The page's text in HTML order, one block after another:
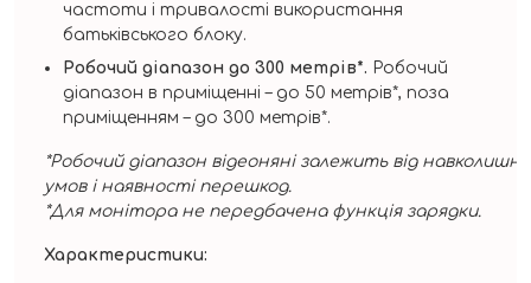
частоти і тривалості використання
батьківського блоку.
Робочий діапазон до 300 метрів*. Робочий
діапазон в приміщенні – до 50 метрів*, поза
приміщенням – до 300 метрів*.
*Робочий діапазон відеоняні залежить від
умов і наявності перешкод.
*Для монітора не передбачена функція зарядки.
Характеристики: